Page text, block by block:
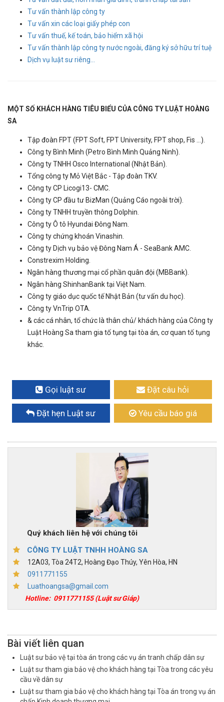
Tư vấn thành lập công ty
Tư vấn xin các loại giấy phép con
Tư vấn thuế, kế toán, bảo hiểm xã hội
Tư vấn thành lập công ty nước ngoài, đăng ký sở hữu trí tuệ
Dịch vụ luật sư riêng...
MỘT SỐ KHÁCH HÀNG TIÊU BIỂU CỦA CÔNG TY LUẬT HOÀNG
SA
Tập đoàn FPT (FPT Soft, FPT University, FPT shop, Fis ...).
Công ty Bình Minh (Petro Bình Minh Quảng Ninh).
Công ty TNHH Osco International (Nhật Bản).
Tổng công ty Mỏ Việt Bắc - Tập đoàn TKV.
Công ty CP Licogi13- CMC.
Công ty CP đầu tư BizMan (Quảng Cáo ngoài trời).
Công ty TNHH truyền thông Dolphin.
Công ty Ô tô Hyundai Đông Nam.
Công ty chứng khoán Vinashin.
Công ty Dịch vụ bảo vệ Đông Nam Á - SeaBank AMC.
Constrexim Holding.
Ngân hàng thương mại cổ phần quân đội (MBBank).
Ngân hàng ShinhanBank tại Việt Nam.
Công ty giáo dục quốc tế Nhật Bản (tư vấn du học).
Công ty VnTrip OTA.
& các cá nhân, tổ chức là thân chủ/ khách hàng của Công ty
Luật Hoàng Sa tham gia tố tụng tại tòa án, cơ quan tố tụng
khác.
Gọi luật sư Đặt câu hỏi
Đặt hẹn Luật sư Yêu cầu báo giá
Quý khách liên hệ với chúng tôi
CÔNG TY LUẬT TNHH HOÀNG SA
12A03, Tòa 24T2, Hoàng Đạo Thúy, Yên Hòa, HN
0911771155
Luathoangsa@gmail.com
Hotline: 0911771155(Luật sư Giáp)
Bài viết liên quan
Luật sư bảo vệ tại tòa án trong các vụ án tranh chấp dân sự
Luật sư tham gia bảo vệ cho khách hàng tại Tòa trong các yêu
cầu về dân sự
Luật sư tham gia bảo vệ cho khách hàng tại Tòa án trong vụ án